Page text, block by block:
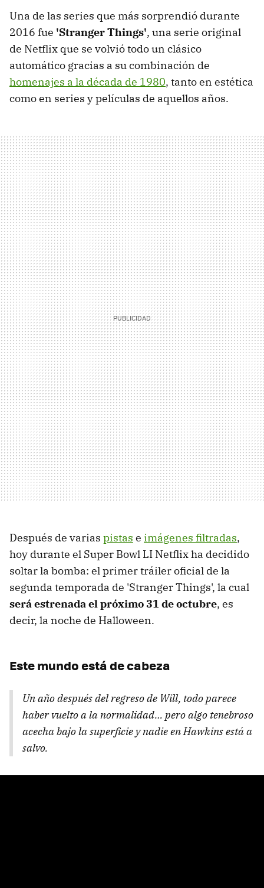
Una de las series que más sorprendió durante
2016 fue 'Stranger Things', una serie original
de Netflix que se volvió todo un clásico
automático gracias a su combinación de
homenajes a la década de 1980, tanto en estética
como en series y películas de aquellos años.
Después de varias pistas e imágenes filtradas,
hoy durante el Super Bowl LI Netflix ha decidido
soltar la bomba: el primer tráiler oficial de la
segunda temporada de 'Stranger Things', la cual
será estrenada el próximo 31 de octubre, es
decir, la noche de Halloween.
Este mundo está de cabeza
Un año después del regreso de Will, todo parece
haber vuelto a la normalidad… pero algo tenebroso
acecha bajo la superficie y nadie en Hawkins está a
salvo.